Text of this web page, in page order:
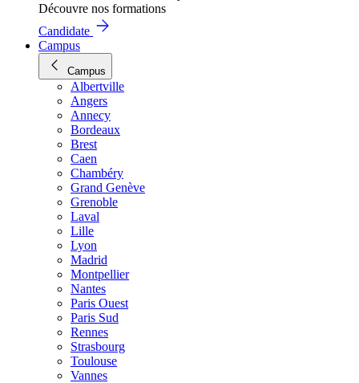
Découvre nos formations
Candidate
Campus
Campus
Albertville
Angers
Annecy
Bordeaux
Brest
Caen
Chambéry
Grand Genève
Grenoble
Laval
Lille
Lyon
Madrid
Montpellier
Nantes
Paris Ouest
Paris Sud
Rennes
Strasbourg
Toulouse
Vannes